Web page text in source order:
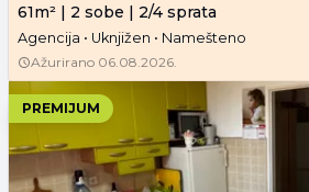
61m² | 2 sobe | 2/4 sprata
Agencija • Uknjižen • Namešteno
Ažurirano 06.08.2026.
PREMIJUM